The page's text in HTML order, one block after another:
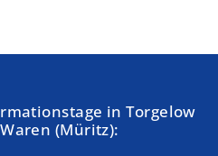
in Torgelow
(Müritz):